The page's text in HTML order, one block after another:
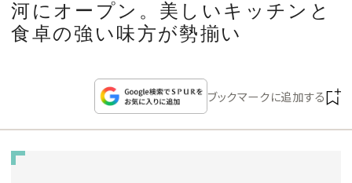
CULTURE
CELEBRITY
WEDDING
河にオープン。美しいキッチンと
食卓の強い味方が勢揃い
ブックマークに追加する